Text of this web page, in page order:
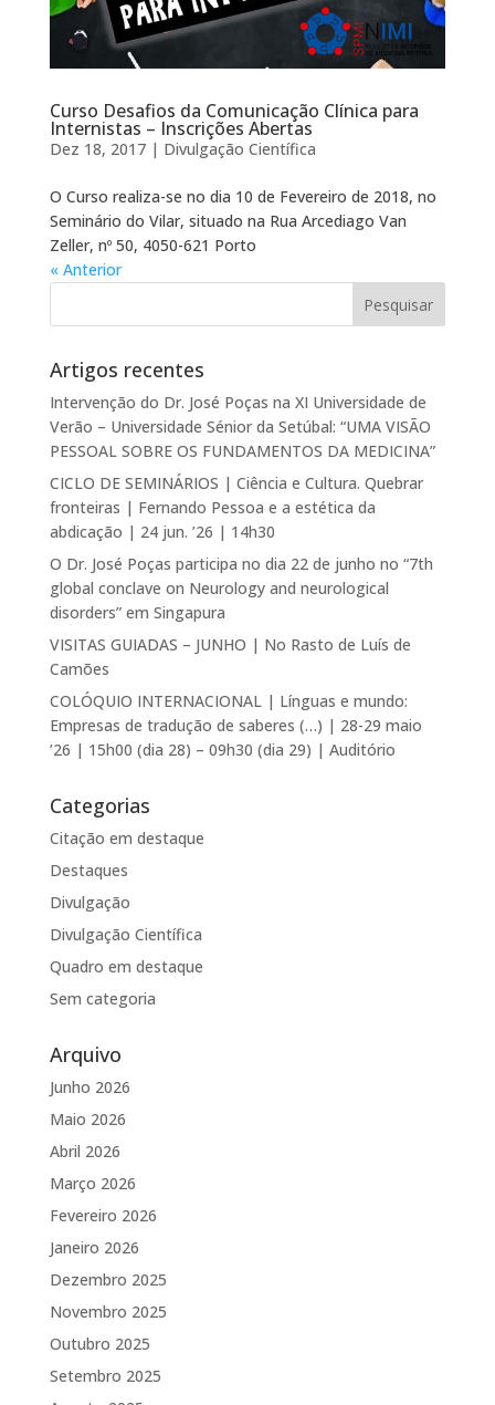
Curso Desafios da Comunicação Clínica para
Internistas – Inscrições Abertas
Dez 18, 2017| Divulgação Científica
O Curso realiza-se no dia 10 de Fevereiro de 2018, no
Seminário do Vilar, situado na Rua Arcediago Van
Zeller, nº 50, 4050-621 Porto
« Anterior
Artigos recentes
Intervenção do Dr. José Poças na XI Universidade de
Verão – Universidade Sénior da Setúbal: “UMA VISÃO
PESSOAL SOBRE OS FUNDAMENTOS DA MEDICINA”
CICLO DE SEMINÁRIOS | Ciência e Cultura. Quebrar
fronteiras | Fernando Pessoa e a estética da
abdicação | 24 jun. ’26 | 14h30
O Dr. José Poças participa no dia 22 de junho no “7th
global conclave on Neurology and neurological
disorders” em Singapura
VISITAS GUIADAS – JUNHO | No Rasto de Luís de
Camões
COLÓQUIO INTERNACIONAL | Línguas e mundo:
Empresas de tradução de saberes (…) | 28-29 maio
’26 | 15h00 (dia 28) – 09h30 (dia 29) | Auditório
Categorias
Citação em destaque
Destaques
Divulgação
Divulgação Científica
Quadro em destaque
Sem categoria
Arquivo
Junho 2026
Maio 2026
Abril 2026
Março 2026
Fevereiro 2026
Janeiro 2026
Dezembro 2025
Novembro 2025
Outubro 2025
Setembro 2025